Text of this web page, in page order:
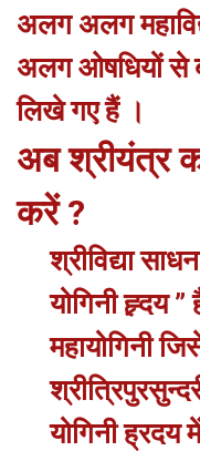
अलग अलग
अलग ओषधियों से
लिखे गए हैं ।
अब श्रीयंत्र
करें ?
श्रीविद्या
योगिनी ह्र्दय
महायोगिनी
योगिनी ह्रदय